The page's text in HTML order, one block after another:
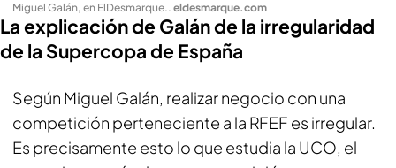
Miguel Galán, en ElDesmarque.. eldesmarque.com
La explicación de Galán de la irregularidad
de la Supercopa de España
Según Miguel Galán, realizar negocio con una
competición perteneciente a la RFEF es irregular.
Es precisamente esto lo que estudia la UCO, el